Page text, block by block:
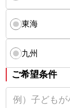
東海
九州
ご希望条件